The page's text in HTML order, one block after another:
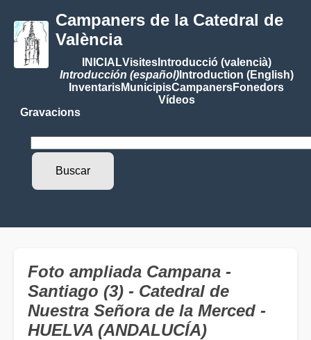
Campaners de la Catedral de
València
INICIALVisitesIntroducció (valencià)
Introducción (español)Introduction (English)
InventarisMunicipisCampanersFonedors
Vídeos
Gravacions
Foto ampliada Campana -
Santiago (3) - Catedral de
Nuestra Señora de la Merced -
HUELVA (ANDALUCÍA)